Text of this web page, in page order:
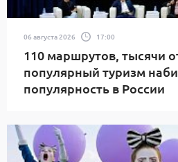
06 августа 2026 17:00
110 маршрутов, тысячи
популярный туризм
популярность в России